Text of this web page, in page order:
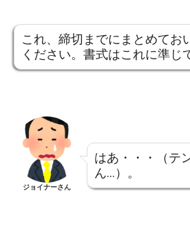
これ、締切までにまとめてお
ください。書式はこれに準じ
ジョイナーさん
はあ・・・（テ
ん…）。